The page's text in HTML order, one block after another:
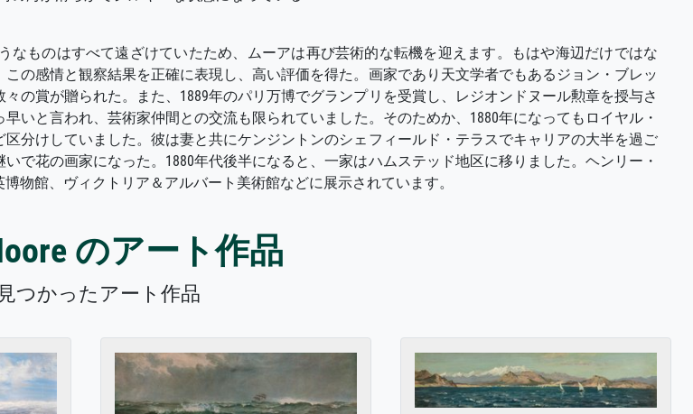
ものはすべて遠ざけていたため、ムーアは再び芸術的な転機を迎えます。もはや海辺だけではな
の感情と観察結果を正確に表現し、高い評価を得た。画家であり天文学者でもあるジョン・ブレッ
の賞が贈られた。また、1889年のパリ万博でグランプリを受賞し、レジオンドヌール勲章を授与さ
いと言われ、芸術家仲間との交流も限られていました。そのためか、1880年になってもロイヤル・
分けしていました。彼は妻と共にケンジントンのシェフィールド・テラスでキャリアの大半を過ご
で花の画家になった。1880年代後半になると、一家はハムステッド地区に移りました。ヘンリー・
物館、ヴィクトリア＆アルバート美術館などに展示されています。
のアート作品
つかったアート作品